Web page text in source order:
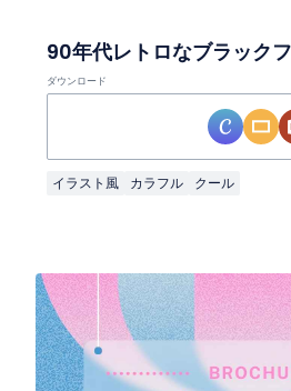
ダウンロード
イラスト風 カラフル クール